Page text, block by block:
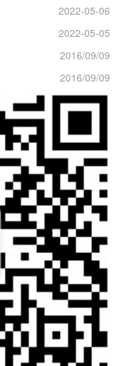
2022-05-06
2022-05-05
2016/09/09
2016/09/09